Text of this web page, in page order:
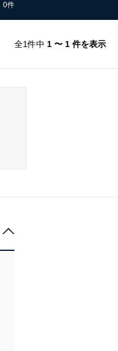
0件
全1件中 1 〜 1 件を表示